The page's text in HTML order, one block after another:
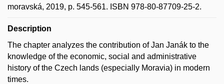
moravská, 2019, p. 545-561. ISBN 978-80-87709-25-2.
Description
The chapter analyzes the contribution of Jan Janák to the
knowledge of the economic, social and administrative
history of the Czech lands (especially Moravia) in modern
times.